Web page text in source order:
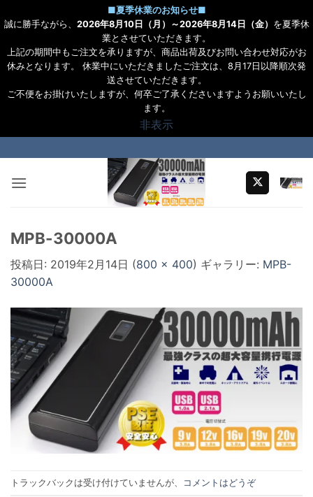
■夏季休業のお知らせ■
誠に勝手ながら、 2026年8月10日（月）～2026年8月14日（金） を夏季休
業とさせていただきます。
上記の期間中もご注文を承りますが、商品出荷及びお問い合わせ対応がお
休みとなります。 休業中にいただきましたご注文は、8月17日以降順次発
送させていただきます。
ご不便をお掛けいたしますが、何卒ご了承くださいますようお願いいたし
ます。
非表示
to
content
MPB-30000A
投稿日: 2019年2月14日 (800 × 400) ギャラリー: MPB-
30000A
トラックバックは受け付けていませんが、 コメントはどうぞ